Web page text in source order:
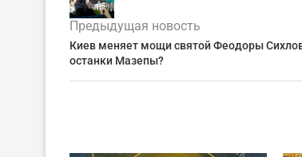
Предыдущая новость
Киев меняет мощи святой Феодоры
останки Мазепы?